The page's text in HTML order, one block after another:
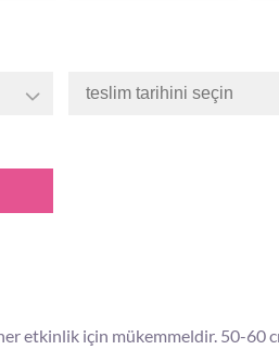
etkinlik için mükemmeldir. 50-60